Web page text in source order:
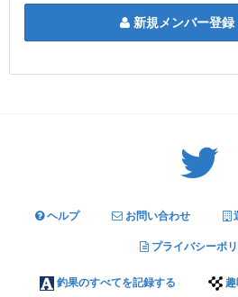
新規メンバー登録
ヘルプ お問い合わせ
プライバシーポ
釣果のすべてを記録する 趣